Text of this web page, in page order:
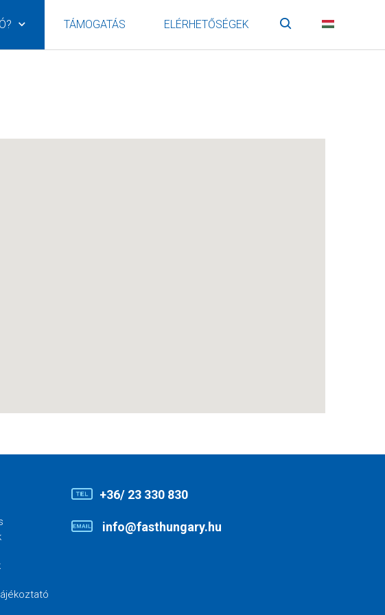
TÁMOGATÁS ELÉRHETŐSÉGEK Keresés
+36/ 23 330 830
info@fasthungary.hu